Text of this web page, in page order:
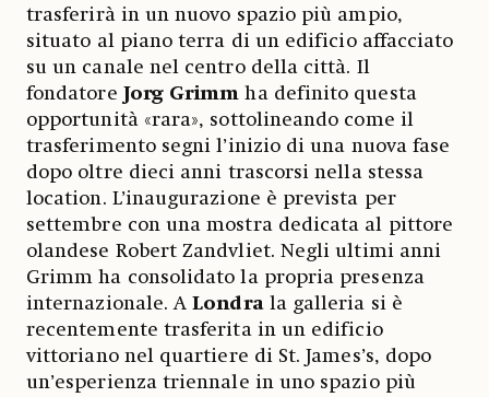
trasferirà in un nuovo spazio più ampio,
situato al piano terra di un edificio affacciato
su un canale nel centro della città. Il
fondatore Jorg Grimm ha definito questa
opportunità «rara», sottolineando come il
trasferimento segni l’inizio di una nuova fase
dopo oltre dieci anni trascorsi nella stessa
location. L’inaugurazione è prevista per
settembre con una mostra dedicata al pittore
olandese Robert Zandvliet. Negli ultimi anni
Grimm ha consolidato la propria presenza
internazionale. ALondra la galleria si è
recentemente trasferita in un edificio
vittoriano nel quartiere di St. James’s, dopo
un’esperienza triennale in uno spazio più